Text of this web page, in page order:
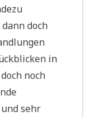
doch
in
noch
sehr